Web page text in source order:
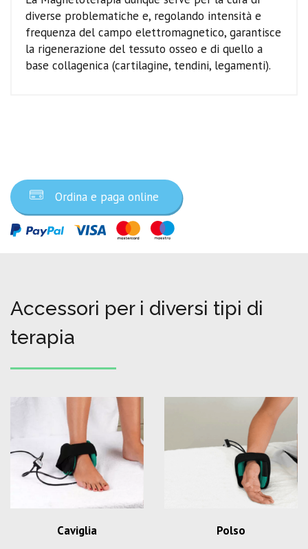
diverse problematiche e, regolando intensità e
frequenza del campo elettromagnetico, garantisce
la rigenerazione del tessuto osseo e di quello a
base collagenica (cartilagine, tendini, legamenti).
Ordina e paga online
Accessori per i diversi tipi di
terapia
Caviglia Polso